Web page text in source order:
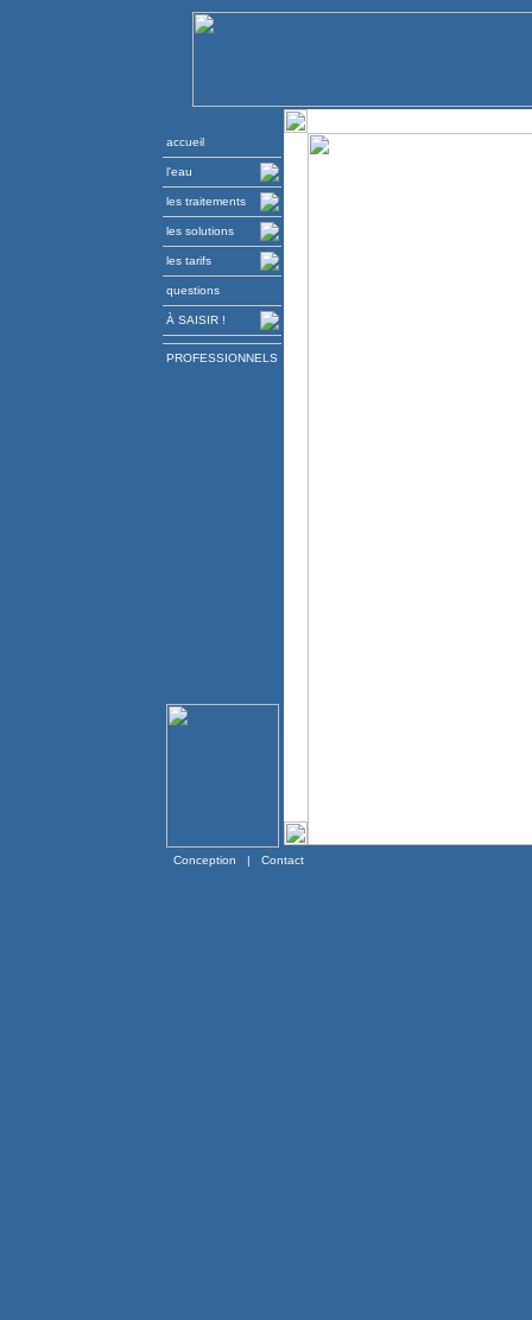
accueil
l'eau
les traitements
les solutions
les tarifs
questions
À SAISIR !
PROFESSIONNELS
Conception | Contact